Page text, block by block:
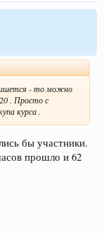
- то можно
. Просто с
курса .
бы участники.
прошло и 62